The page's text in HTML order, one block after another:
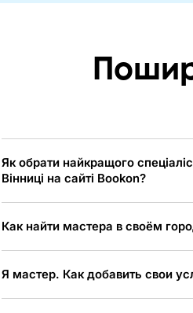
Як обрати найкращого
Вінниці на сайті Bookon?
Как найти мастера в своём
Я мастер. Как добавить свои